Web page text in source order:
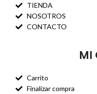
TIENDA
NOSOTROS
CONTACTO
MI
Carrito
Finalizar compra